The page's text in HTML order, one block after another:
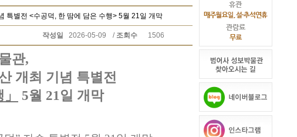
특별전 <수공덕, 한 땀에 담은 수행> 5월 21일 개막
작성일 2026-05-09 / 조회수 1506
관,
개최 기념 특별전
」 5월 21일 개막